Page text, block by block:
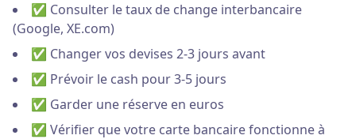
✅ Consulter le taux de change interbancaire
(Google, XE.com)
✅ Changer vos devises 2-3 jours avant
✅ Prévoir le cash pour 3-5 jours
✅ Garder une réserve en euros
✅ Vérifier que votre carte bancaire fonctionne à